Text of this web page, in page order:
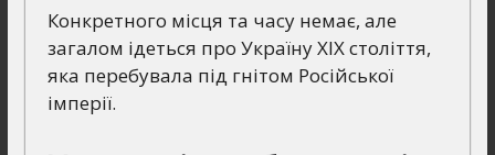
Конкретного місця та часу немає, але
загалом ідеться про Україну XIX століття,
яка перебувала під гнітом Російської
імперії.